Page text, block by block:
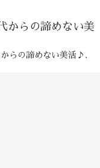
からの諦めない美
らの諦めない美活♪.